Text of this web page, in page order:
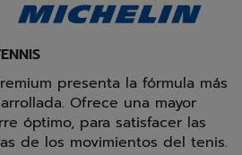
presenta la fórmula más
Ofrece una mayor
óptimo, para satisfacer las
de los movimientos del tenis.